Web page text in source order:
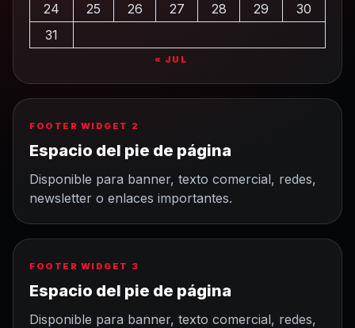
24
25 26 27 28 29
30
31
« JUL
FOOTER WIDGET 2
Espacio del pie de página
Disponible para banner, texto comercial, redes,
newsletter o enlaces importantes.
FOOTER WIDGET 3
Espacio del pie de página
Disponible para banner, texto comercial, redes,